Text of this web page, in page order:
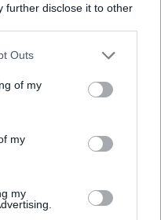
further disclose it to other
Outs
of my
my
my
fra billetsalget
til man måtte melde
end det tog i
til VIP-sponsorer,
billetter til salg, og
år.
er ret vildt. Kvinden,
Del artikel